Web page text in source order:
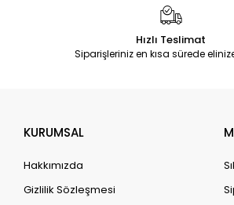
Hızlı Teslimat
Siparişleriniz en kısa sürede
KURUMSAL
Hakkımızda
Gizlilik Sözleşmesi